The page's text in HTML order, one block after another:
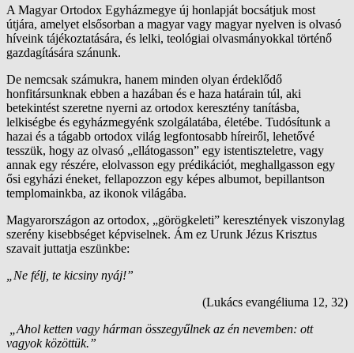
A Magyar Ortodox Egyházmegye új honlapját bocsátjuk most
útjára, amelyet elsősorban a magyar vagy magyar nyelven is olvasó
híveink tájékoztatására, és lelki, teológiai olvasmányokkal történő
gazdagítására szánunk.
De nemcsak számukra, hanem minden olyan érdeklődő
honfitársunknak ebben a hazában és e haza határain túl, aki
betekintést szeretne nyerni az ortodox keresztény tanításba,
lelkiségbe és egyházmegyénk szolgálatába, életébe. Tudósítunk a
hazai és a tágabb ortodox világ legfontosabb híreiről, lehetővé
tesszük, hogy az olvasó „ellátogasson” egy istentiszteletre, vagy
annak egy részére, elolvasson egy prédikációt, meghallgasson egy
ősi egyházi éneket, fellapozzon egy képes albumot, bepillantson
templomainkba, az ikonok világába.
Magyarországon az ortodox, „görögkeleti” keresztények viszonylag
szerény kisebbséget képviselnek. Ám ez Urunk Jézus Krisztus
szavait juttatja eszünkbe:
„Ne félj, te kicsiny nyáj!”
(Lukács evangéliuma 12, 32)
„Ahol ketten vagy hárman összegyűlnek az én nevemben: ott
vagyok közöttük.”